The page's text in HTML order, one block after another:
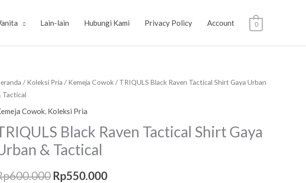
Lain-lain Hubungi Kami Privacy Policy Account 0
/ Koleksi Pria / Kemeja Cowok/ TRIQULS Black Raven Tactical Shirt Gaya Urban
Tactical
Cowok, Koleksi Pria
Black Raven Tactical Shirt Gaya
& Tactical
600.000
Harga
aslinya
adalah:
Rp600.000.
Rp550.000
Harga
ini
Tactical
Shirt